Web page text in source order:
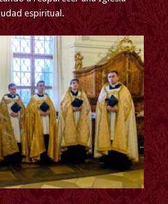
espiritual.